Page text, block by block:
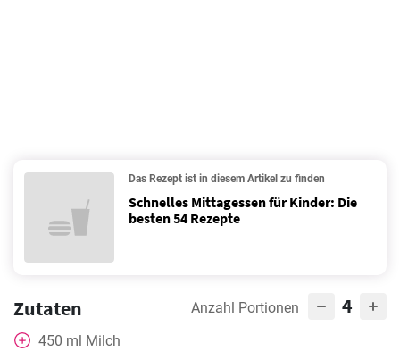
Das Rezept ist in diesem Artikel zu finden
Schnelles Mittagessen für Kinder: Die
besten 54 Rezepte
Zutaten Anzahl Portionen 4
450 ml Milch